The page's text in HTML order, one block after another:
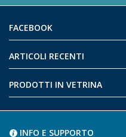
FACEBOOK
ARTICOLI RECENTI
PRODOTTI IN VETRINA
INFO E SUPPORTO